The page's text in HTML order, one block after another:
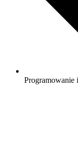
Programowanie